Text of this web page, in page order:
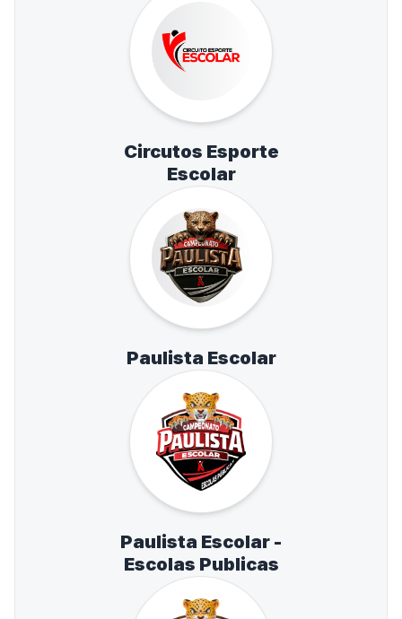
Circutos Esporte
Escolar
Paulista Escolar
Paulista Escolar -
Escolas Publicas